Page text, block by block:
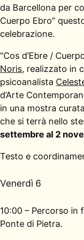
da Barcellona per
Cuerpo Ebro”
celebrazione.
“Cos d’Ebre /
Noris, realizzato in
psicoanalista
d’Arte
in una mostra
che si terrà nello
settembre al 2
Testo e
Venerdì 6
10:00 – Percorso in
Ponte di Pietra.